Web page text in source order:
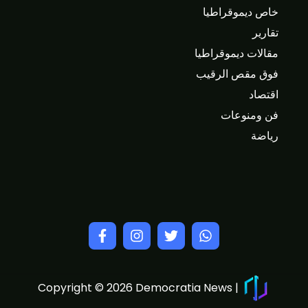
خاص ديموقراطيا
تقارير
مقالات ديموقراطيا
فوق مقص الرقيب
اقتصاد
فن ومنوعات
رياضة